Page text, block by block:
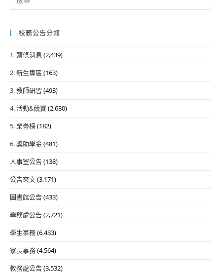
for:
校務公告分類
1. 頭條消息 (2,439)
2. 新生專區 (163)
3. 教師研習 (493)
4. 活動&競賽(2,630)
5. 榮譽榜(182)
6. 獎助學金(481)
人事室公告(138)
公告來文(3,171)
圖書館公告(433)
學務處公告(2,721)
學生事務(6,433)
家長事務(4,564)
教務處公告(3,532)